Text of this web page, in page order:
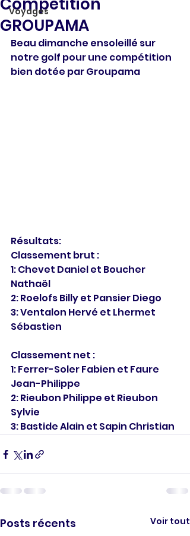
Voyages
GROUPAMA
Beau dimanche ensoleillé sur
notre golf pour une compétition
bien dotée par Groupama
Résultats:
Classement brut :
1: Chevet Daniel et Boucher
Nathaël
2: Roelofs Billy et Pansier Diego
3: Ventalon Hervé et Lhermet
Sébastien
Classement net :
1: Ferrer-Soler Fabien et Faure
Jean-Philippe
2: Rieubon Philippe et Rieubon
Sylvie
3: Bastide Alain et Sapin Christian
Posts récents Voir tout